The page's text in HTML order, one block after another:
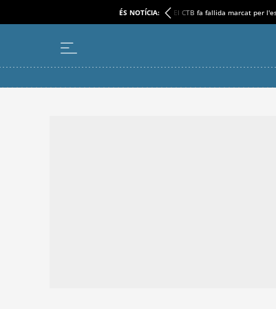
ÉS NOTÍCIA: El CTB fa fallida marcat per